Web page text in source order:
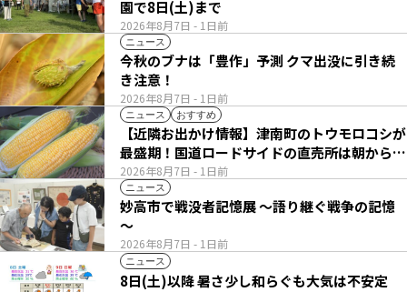
2026年8月7日 - 1日前
園で8日(土)まで
ニュース
2026年8月7日 - 1日前
今秋のブナは「豊作」予測 クマ出没に引き続
き注意！
ニュース おすすめ
2026年8月7日 - 1日前
【近隣お出かけ情報】津南町のトウモロコシが
最盛期！国道ロードサイドの直売所は朝から長
い列
ニュース
2026年8月7日 - 1日前
妙高市で戦没者記憶展 ～語り継ぐ戦争の記憶
～
ニュース
8日(土)以降 暑さ少し和らぐも大気は不安定